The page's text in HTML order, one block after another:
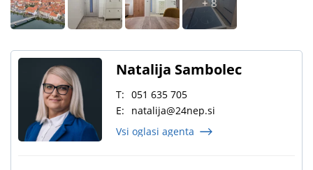
+ 8
Natalija Sambolec
T: 051 635 705
E:
natalija@24nep.si
Vsi oglasi agenta